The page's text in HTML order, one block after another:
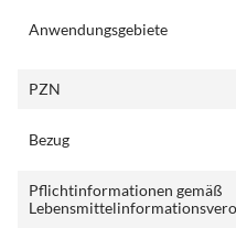
Anwendungsgebiete
PZN
Bezug
Pflichtinformationen gemäß